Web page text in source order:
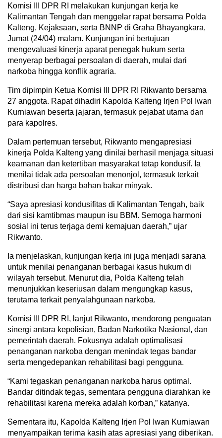
Komisi III DPR RI melakukan kunjungan kerja ke
Kalimantan Tengah dan menggelar rapat bersama Polda
Kalteng, Kejaksaan, serta BNNP di Graha Bhayangkara,
Jumat (24/04) malam. Kunjungan ini bertujuan
mengevaluasi kinerja aparat penegak hukum serta
menyerap berbagai persoalan di daerah, mulai dari
narkoba hingga konflik agraria.
Tim dipimpin Ketua Komisi III DPR RI Rikwanto bersama
27 anggota. Rapat dihadiri Kapolda Kalteng Irjen Pol Iwan
Kurniawan beserta jajaran, termasuk pejabat utama dan
para kapolres.
Dalam pertemuan tersebut, Rikwanto mengapresiasi
kinerja Polda Kalteng yang dinilai berhasil menjaga situasi
keamanan dan ketertiban masyarakat tetap kondusif. Ia
menilai tidak ada persoalan menonjol, termasuk terkait
distribusi dan harga bahan bakar minyak.
“Saya apresiasi kondusifitas di Kalimantan Tengah, baik
dari sisi kamtibmas maupun isu BBM. Semoga harmoni
sosial ini terus terjaga demi kemajuan daerah,” ujar
Rikwanto.
Ia menjelaskan, kunjungan kerja ini juga menjadi sarana
untuk menilai penanganan berbagai kasus hukum di
wilayah tersebut. Menurut dia, Polda Kalteng telah
menunjukkan keseriusan dalam mengungkap kasus,
terutama terkait penyalahgunaan narkoba.
Komisi III DPR RI, lanjut Rikwanto, mendorong penguatan
sinergi antara kepolisian, Badan Narkotika Nasional, dan
pemerintah daerah. Fokusnya adalah optimalisasi
penanganan narkoba dengan menindak tegas bandar
serta mengedepankan rehabilitasi bagi pengguna.
“Kami tegaskan penanganan narkoba harus optimal.
Bandar ditindak tegas, sementara pengguna diarahkan ke
rehabilitasi karena mereka adalah korban,” katanya.
Sementara itu, Kapolda Kalteng Irjen Pol Iwan Kurniawan
menyampaikan terima kasih atas apresiasi yang diberikan.